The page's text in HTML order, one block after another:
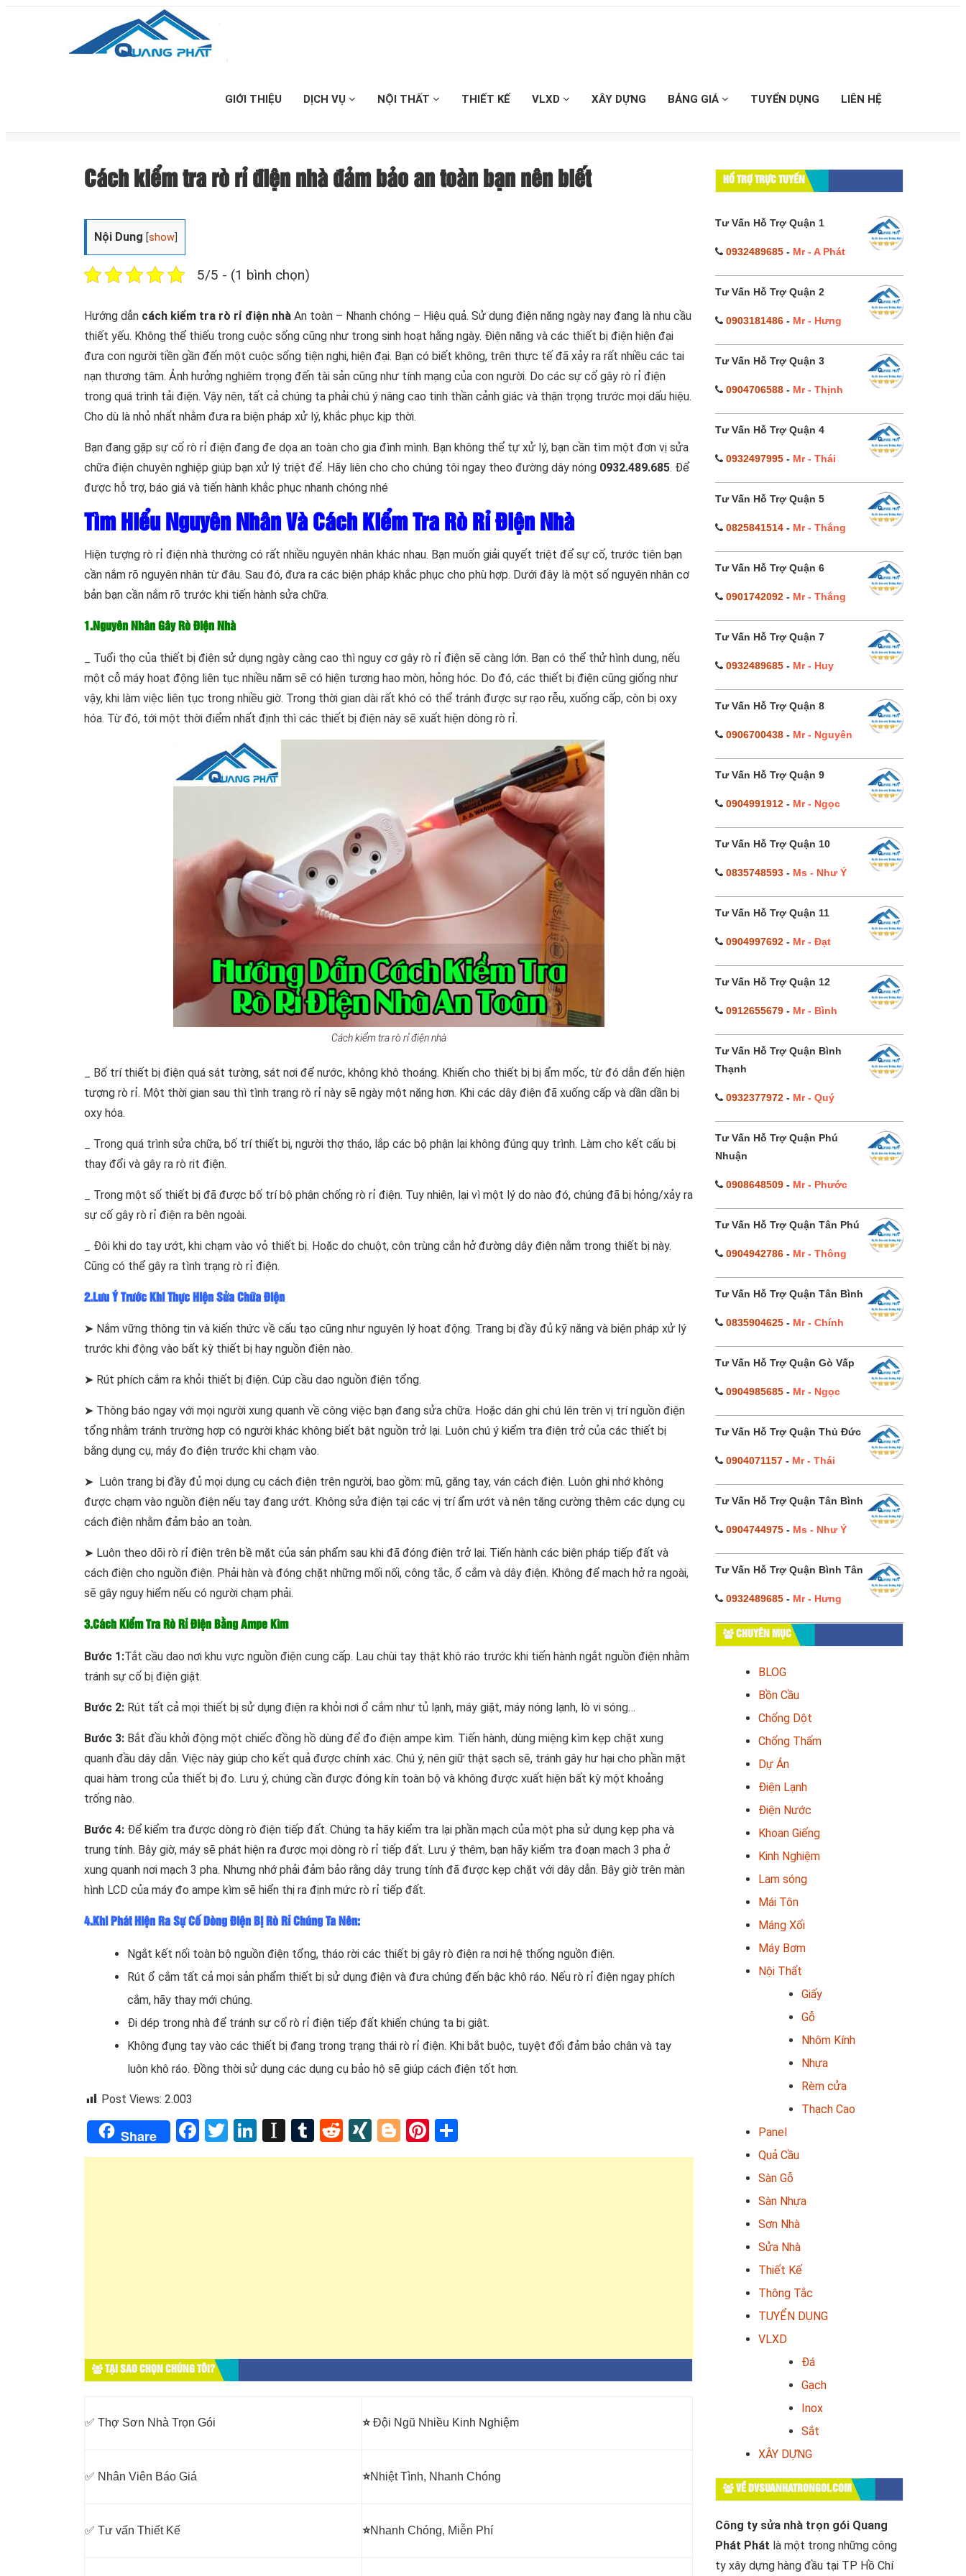
GIỚI THIỆU DỊCH VỤ NỘI THẤT THIẾT KẾ VLXD XÂY DỰNG BẢNG GIÁ TUYỂN DỤNG LIÊN HỆ
Cách kiểm tra rò rỉ điện nhà đảm bảo an toàn bạn nên biết
Nội Dung [show
5/5 - (1 bình chọn)
Hướng dẫn cách kiểm tra rò rỉ điện nhà An toàn – Nhanh chóng – Hiệu quả. Sử dụng điện năng ngày nay đang là nhu cầu
thiết yếu. Không thể thiếu trong cuộc sống cũng như trong sinh hoạt hằng ngày. Điện năng và các thiết bị điện hiện đại
đưa con người tiền gần đến một cuộc sống tiện nghi, hiện đại. Bạn có biết không, trên thực tế đã xảy ra rất nhiều các tai
nạn thương tâm. Ảnh hưởng nghiêm trọng đến tài sản cũng như tính mạng của con người. Do các sự cố gây rò rỉ điện
trong quá trình tải điện. Vậy nên, tất cả chúng ta phải chú ý nâng cao tinh thần cảnh giác và thận trọng trước mọi dấu hiệu.
Cho dù là nhỏ nhất nhằm đưa ra biện pháp xử lý, khắc phục kịp thời.
Bạn đang gặp sự cố rò rỉ điện đang đe dọa an toàn cho gia đình mình. Bạn không thể tự xử lý, bạn cần tìm một đơn vị sửa
chữa điện chuyên nghiệp giúp bạn xử lý triệt để. Hãy liên cho cho chúng tôi ngay theo đường dây nóng 0932.489.685. Để
được hỗ trợ, báo giá và tiến hành khắc phục nhanh chóng nhé
Tìm Hiểu Nguyên Nhân Và Cách Kiểm Tra Rò Rỉ Điện Nhà
Hiện tượng rò rỉ điện nhà thường có rất nhiều nguyên nhân khác nhau. Bạn muốn giải quyết triệt để sự cố, trước tiên bạn
cần nắm rõ nguyên nhân từ đâu. Sau đó, đưa ra các biện pháp khắc phục cho phù hợp. Dưới đây là một số nguyên nhân cơ
bản bạn cần nắm rõ trước khi tiến hành sửa chữa.
1.Nguyên Nhân Gây Rò Điện Nhà
_ Tuổi thọ của thiết bị điện sử dụng ngày càng cao thì nguy cơ gây rò rỉ điện sẽ càng lớn. Bạn có thể thử hình dung, nếu
một cỗ máy hoạt động liên tục nhiều năm sẽ có hiện tượng hao mòn, hỏng hóc. Do đó, các thiết bị điện cũng giống như
vậy, khi làm việc liên tục trong nhiều giờ. Trong thời gian dài rất khó có thể tránh được sự rạo rễu, xuống cấp, còn bị oxy
hóa. Từ đó, tới một thời điểm nhất định thì các thiết bị điện này sẽ xuất hiện dòng rò rỉ.
Cách kiểm tra rò rỉ điện nhà
_ Bố trí thiết bị điện quá sát tường, sát nơi để nước, không khô thoáng. Khiến cho thiết bị bị ẩm mốc, từ đó dẫn đến hiện
tượng rò rỉ. Một thời gian sau thì tình trạng rò rỉ này sẽ ngày một nặng hơn. Khi các dây điện đã xuống cấp và dần dần bị
oxy hóa.
_ Trong quá trình sửa chữa, bố trí thiết bị, người thợ tháo, lắp các bộ phận lại không đúng quy trình. Làm cho kết cấu bị
thay đổi và gây ra rò rit điện.
_ Trong một số thiết bị đã được bố trí bộ phận chống rò rỉ điện. Tuy nhiên, lại vì một lý do nào đó, chúng đã bị hỏng/xảy ra
sự cố gây rò rỉ điện ra bên ngoài.
_ Đôi khi do tay ướt, khi chạm vào vỏ thiết bị. Hoặc do chuột, côn trùng cắn hở đường dây điện nằm trong thiết bị này.
Cũng có thể gây ra tình trạng rò rỉ điện.
2.Lưu Ý Trước Khi Thực Hiện Sửa Chữa Điện
➤ Nắm vững thông tin và kiến thức về cấu tạo cũng như nguyên lý hoạt động. Trang bị đầy đủ kỹ năng và biện pháp xử lý
trước khi động vào bất kỳ thiết bị hay nguồn điện nào.
➤ Rút phích cắm ra khỏi thiết bị điện. Cúp cầu dao nguồn điện tổng.
➤ Thông báo ngay với mọi người xung quanh về công việc bạn đang sửa chữa. Hoặc dán ghi chú lên trên vị trí nguồn điện
tổng nhằm tránh trường hợp có người khác không biết bật nguồn trở lại. Luôn chú ý kiểm tra điện trở của các thiết bị
bằng dụng cụ, máy đo điện trước khi chạm vào.
➤ Luôn trang bị đầy đủ mọi dụng cụ cách điện trên người, bao gồm: mũ, găng tay, ván cách điện. Luôn ghi nhớ không
được chạm vào nguồn điện nếu tay đang ướt. Không sửa điện tại các vị trí ẩm ướt và nên tăng cường thêm các dụng cụ
cách điện nhằm đảm bảo an toàn.
➤ Luôn theo dõi rò rỉ điện trên bề mặt của sản phẩm sau khi đã đóng điện trở lại. Tiến hành các biện pháp tiếp đất và
cách điện cho nguồn điện. Phải hàn và đóng chặt những mối nối, công tắc, ổ cắm và dây điện. Không để mạch hở ra ngoài,
sẽ gây nguy hiểm nếu có người chạm phải.
3.Cách Kiểm Tra Rò Rỉ Điện Bằng Ampe Kìm
Bước 1:Tắt cầu dao nơi khu vực nguồn điện cung cấp. Lau chùi tay thật khô ráo trước khi tiến hành ngắt nguồn điện nhằm
tránh sự cố bị điện giật.
Bước 2: Rút tất cả mọi thiết bị sử dụng điện ra khỏi nơi ổ cắm như tủ lạnh, máy giặt, máy nóng lạnh, lò vi sóng…
Bước 3: Bắt đầu khởi động một chiếc đồng hồ dùng để đo điện ampe kìm. Tiến hành, dùng miệng kìm kẹp chặt xung
quanh đầu dây dẫn. Việc này giúp cho kết quả được chính xác. Chú ý, nên giữ thật sạch sẽ, tránh gây hư hại cho phần mặt
quai hàm trong của thiết bị đo. Lưu ý, chúng cần được đóng kín toàn bộ và không được xuất hiện bất kỳ một khoảng
trống nào.
Bước 4: Để kiểm tra được dòng rò điện tiếp đất. Chúng ta hãy kiểm tra lại phần mạch của một pha sử dụng kẹp pha và
trung tính. Bây giờ, máy sẽ phát hiện ra được mọi dòng rò rỉ tiếp đất. Lưu ý thêm, bạn hãy kiểm tra đoạn mạch 3 pha ở
xung quanh nơi mạch 3 pha. Nhưng nhớ phải đảm bảo rằng dây trung tính đã được kẹp chặt với dây dẫn. Bây giờ trên màn
hình LCD của máy đo ampe kìm sẽ hiển thị ra định mức rò rỉ tiếp đất.
4.Khi Phát Hiện Ra Sự Cố Dòng Điện Bị Rò Rỉ Chúng Ta Nên:
Ngắt kết nối toàn bộ nguồn điện tổng, tháo rời các thiết bị gây rò điện ra nơi hệ thống nguồn điện.
Rút ổ cắm tất cả mọi sản phẩm thiết bị sử dụng điện và đưa chúng đến bậc khô ráo. Nếu rò rỉ điện ngay phích
cắm, hãy thay mới chúng.
Đi dép trong nhà để tránh sự cố rò rỉ điện tiếp đất khiến chúng ta bị giật.
Không đụng tay vào các thiết bị đang trong trạng thái rò rỉ điện. Khi bắt buộc, tuyệt đối đảm bảo chân và tay
luôn khô ráo. Đồng thời sử dụng các dụng cụ bảo hộ sẽ giúp cách điện tốt hơn.
Post Views: 2.003
Share Facebook
Twitter
LinkedIn
Instapaper
Tumblr
RedditXINGBloggerPinterest
TẠI SAO CHỌN CHÚNG TÔI?
✅ Thợ Sơn Nhà Trọn Gói ⭐Đội Ngũ Nhiều Kinh Nghiệm
✅ Nhân Viên Báo Giá ⭐Nhiệt Tình, Nhanh Chóng
✅ Tư vấn Thiết Kế ⭐Nhanh Chóng, Miễn Phí
HỔ TRỢ TRỰC TUYẾN
Tư Vấn Hỗ Trợ Quận 1
0932489685- Mr - A Phát
Tư Vấn Hỗ Trợ Quận 2
0903181486- Mr - Hưng
Tư Vấn Hỗ Trợ Quận 3
0904706588- Mr - Thịnh
Tư Vấn Hỗ Trợ Quận 4
0932497995- Mr - Thái
Tư Vấn Hỗ Trợ Quận 5
0825841514- Mr - Thắng
Tư Vấn Hỗ Trợ Quận 6
0901742092- Mr - Thắng
Tư Vấn Hỗ Trợ Quận 7
0932489685- Mr - Huy
Tư Vấn Hỗ Trợ Quận 8
0906700438- Mr - Nguyên
Tư Vấn Hỗ Trợ Quận 9
0904991912- Mr - Ngọc
Tư Vấn Hỗ Trợ Quận 10
0835748593- Ms - Như Ý
Tư Vấn Hỗ Trợ Quận 11
0904997692- Mr - Đạt
Tư Vấn Hỗ Trợ Quận 12
0912655679- Mr - Bình
Tư Vấn Hỗ Trợ Quận Bình
Thạnh
0932377972- Mr - Quý
Tư Vấn Hỗ Trợ Quận Phú
Nhuận
0908648509- Mr - Phước
Tư Vấn Hỗ Trợ Quận Tân Phú
0904942786- Mr - Thông
Tư Vấn Hỗ Trợ Quận Tân Bình
0835904625- Mr - Chính
Tư Vấn Hỗ Trợ Quận Gò Vấp
0904985685- Mr - Ngọc
Tư Vấn Hỗ Trợ Quận Thủ Đức
0904071157- Mr - Thái
Tư Vấn Hỗ Trợ Quận Tân Bình
0904744975- Ms - Như Ý
Tư Vấn Hỗ Trợ Quận Bình Tân
0932489685- Mr - Hưng
CHUYÊN MỤC
BLOG
Bồn Cầu
Chống Dột
Chống Thấm
Dự Án
Điện Lạnh
Điện Nước
Khoan Giếng
Kinh Nghiệm
Lam sóng
Mái Tôn
Máng Xối
Máy Bơm
Nội Thất
Giấy
Gỗ
Nhôm Kính
Nhựa
Rèm cửa
Thạch Cao
Panel
Quả Cầu
Sàn Gỗ
Sàn Nhựa
Sơn Nhà
Sửa Nhà
Thiết Kế
Thông Tắc
TUYỂN DỤNG
VLXD
Đá
Gạch
Inox
Sắt
XÂY DỰNG
VỀ DVSUANHATRONGOI.COM
Công ty sửa nhà trọn gói Quang
Phát Phát là một trong những công
ty xây dựng hàng đầu tại TP Hồ Chí